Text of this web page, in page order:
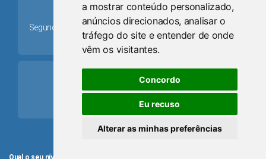
a mostrar conteúdo personalizado,
anúncios direcionados, analisar o
tráfego do site e entender de onde
vêm os visitantes.
Concordo
Eu recuso
Alterar as minhas preferências
Schedule
Segunda-feira a Sexta-feira: 08h às 12h e das 13h30min às
17h30min
mail
Email
camaraosorio@gmail.com
Qual o seu nível de satisfação com o atendimento da Câmara